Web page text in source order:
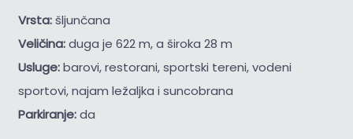
Vrsta:šljunčana
Veličina:duga je 622 m, a široka 28 m
Usluge:barovi, restorani, sportski tereni, vodeni
sportovi, najam ležaljka i suncobrana
Parkiranje:da